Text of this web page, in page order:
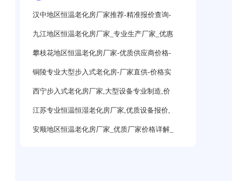
汉中地区恒温老化房厂家推荐-精准报价查询-
九江地区恒温老化房厂家_专业生产厂家_优惠
攀枝花地区恒温老化房厂家-优质供应商价格-
铜陵专业大型步入式老化房-厂家直供-价格实
西宁步入式老化房厂家,大型设备专业制造,价
江苏专业恒温恒湿老化房厂家,优质设备报价,
安顺地区恒温老化房厂家_优质厂家价格详解_